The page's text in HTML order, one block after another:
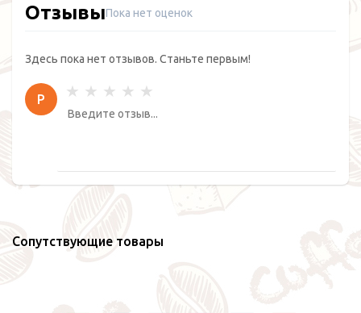
ОтзывыПока нет оценок
Здесь пока нет отзывов. Станьте первым!
Р
Сопутствующие товары